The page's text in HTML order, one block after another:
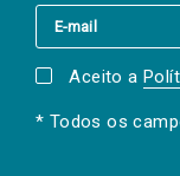
Aceito a
* Todos os